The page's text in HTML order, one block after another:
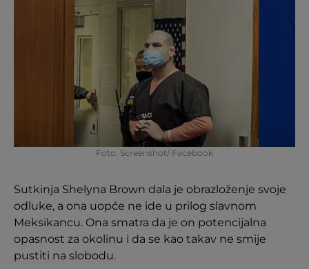
Foto: Screenshot/ Facebook
Sutkinja Shelyna Brown dala je obrazloženje svoje
odluke, a ona uopće ne ide u prilog slavnom
Meksikancu. Ona smatra da je on potencijalna
opasnost za okolinu i da se kao takav ne smije
pustiti na slobodu.